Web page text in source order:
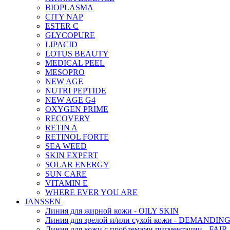
BIOPLASMA
CITY NAP
ESTER C
GLYCOPURE
LIPACID
LOTUS BEAUTY
MEDICAL PEEL
MESOPRO
NEW AGE
NUTRI PEPTIDE
NEW AGE G4
OXYGEN PRIME
RECOVERY
RETIN A
RETINOL FORTE
SEA WEED
SKIN EXPERT
SOLAR ENERGY
SUN CARE
VITAMIN E
WHERE EVER YOU ARE
JANSSEN
Линия для жирной кожи - OILY SKIN
Линия для зрелой и/или сухой кожи -